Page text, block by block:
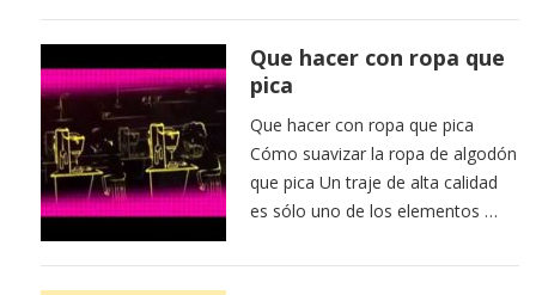
Que hacer con ropa que
pica
Que hacer con ropa que pica
Cómo suavizar la ropa de algodón
que pica Un traje de alta calidad
es sólo uno de los elementos …